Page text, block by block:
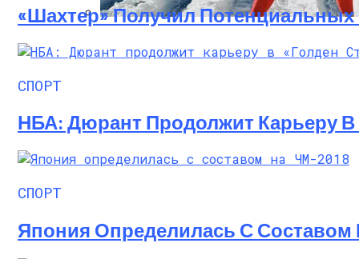
«Шахтер» Получил
СПОРТ
НБА: Дюрант Продолжит Карьеру В
СПОРТ
Япония Определилась С Составом